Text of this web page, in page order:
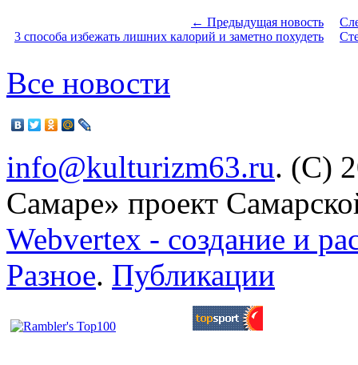
← Предыдущая новость
3 способа избежать лишних калорий и заметно похудеть
Все новости
info@kulturizm63.ru. (C)
Самаре» проект
Webvertex - создание и
Разное. Публикации